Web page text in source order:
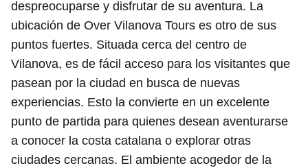
despreocuparse y disfrutar de su aventura. La
ubicación de Over Vilanova Tours es otro de sus
puntos fuertes. Situada cerca del centro de
Vilanova, es de fácil acceso para los visitantes que
pasean por la ciudad en busca de nuevas
experiencias. Esto la convierte en un excelente
punto de partida para quienes desean aventurarse
a conocer la costa catalana o explorar otras
ciudades cercanas. El ambiente acogedor de la